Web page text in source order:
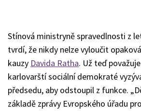
Stínová ministryně spravedlnosti z
tvrdí, že nikdy nelze vyloučit
kauzy Davida Ratha. Už teď
karlovarští sociální demokraté
předsedu, aby odstoupil z funkce.
základě zprávy Evropského úřadu